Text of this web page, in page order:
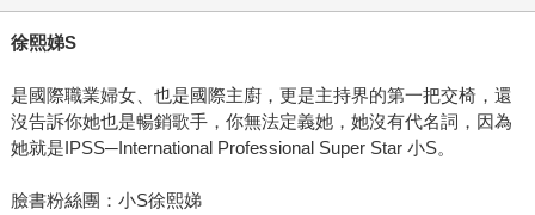
徐熙娣S
是國際職業婦女、也是國際主廚，更是主持界的第一把交椅，還
沒告訴你她也是暢銷歌手，你無法定義她，她沒有代名詞，因為
她就是IPSS─International Professional Super Star 小S。
臉書粉絲團：小S徐熙娣